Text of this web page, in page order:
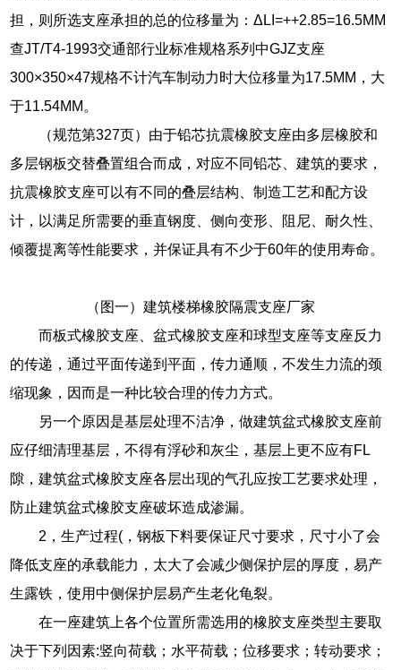
担，则所选支座承担的总的位移量为：ΔLI=++2.85=16.5MM
查JT/T4-1993交通部行业标准规格系列中GJZ支座
300×350×47规格不计汽车制动力时大位移量为17.5MM，大
于11.54MM。
（规范第327页）由于铅芯抗震橡胶支座由多层橡胶和
多层钢板交替叠置组合而成，对应不同铅芯、建筑的要求，
抗震橡胶支座可以有不同的叠层结构、制造工艺和配方设
计，以满足所需要的垂直钢度、侧向变形、阻尼、耐久性、
倾覆提离等性能要求，并保证具有不少于60年的使用寿命。
（图一）建筑楼梯橡胶隔震支座厂家
而板式橡胶支座、盆式橡胶支座和球型支座等支座反力
的传递，通过平面传递到平面，传力通顺，不发生力流的颈
缩现象，因而是一种比较合理的传力方式。
另一个原因是基层处理不洁净，做建筑盆式橡胶支座前
应仔细清理基层，不得有浮砂和灰尘，基层上更不应有FL
隙，建筑盆式橡胶支座各层出现的气孔应按工艺要求处理，
防止建筑盆式橡胶支座破坏造成渗漏。
2，生产过程(，钢板下料要保证尺寸要求，尺寸小了会
降低支座的承载能力，太大了会减少侧保护层的厚度，易产
生露铁，使用中侧保护层易产生老化龟裂。
在一座建筑上各个位置所需选用的橡胶支座类型主要取
决于下列因素:竖向荷载；水平荷载；位移要求；转动要求；